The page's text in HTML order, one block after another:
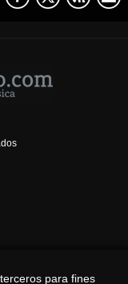
para fines